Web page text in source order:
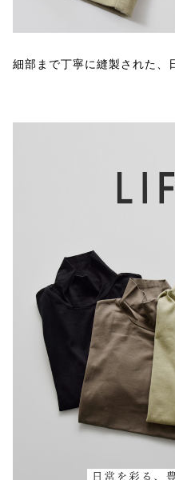
細部まで丁寧に縫製された、